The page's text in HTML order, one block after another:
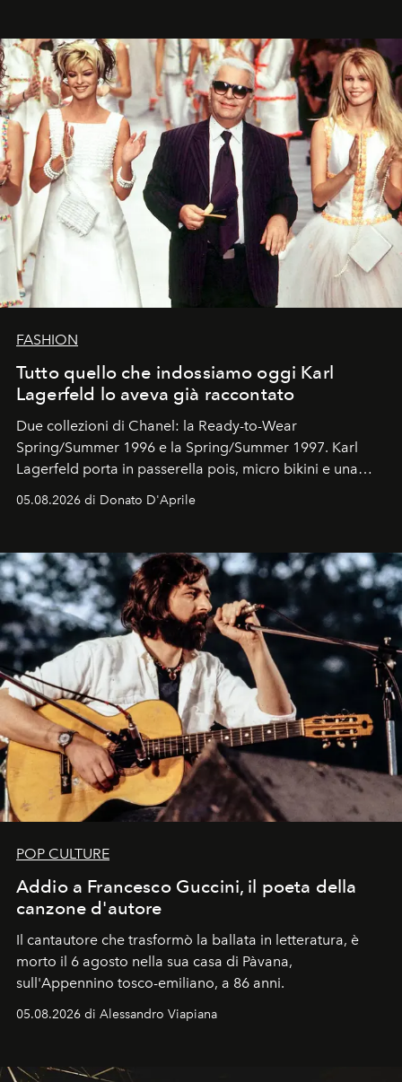
FASHION
Tutto quello che indossiamo oggi Karl
Lagerfeld lo aveva già raccontato
Due collezioni di Chanel: la Ready-to-Wear
Spring/Summer 1996 e la Spring/Summer 1997. Karl
Lagerfeld porta in passerella pois, micro bikini e una
logomania pensata per la spiaggia
Kate, Claudia e Carla una dietro l'altra. Trent'anni dopo,
uno dei documenti più contemporanei che abbiamo.
05.08.2026 di Donato D'Aprile
POP CULTURE
Addio a Francesco Guccini, il poeta della
canzone d'autore
Il cantautore che trasformò la ballata in letteratura, è
morto il 6 agosto nella sua casa di Pàvana,
sull'Appennino tosco-emiliano, a 86 anni.
05.08.2026 di Alessandro Viapiana